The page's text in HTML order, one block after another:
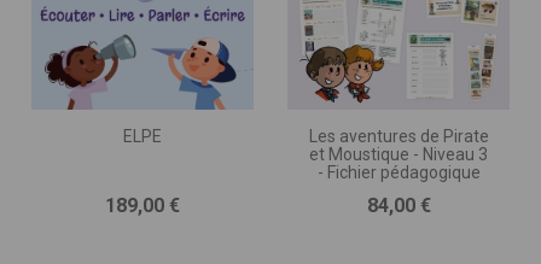
ELPE
Prix
189,00 €
Les aventures de Pirate
et Moustique - Niveau 3
- Fichier pédagogique
Prix
84,00 €